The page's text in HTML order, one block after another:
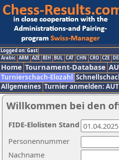
Logged on: Gast
Arabic ARM AZE BIH BUL CAT CHN CRO CZE
Home Tournament-Database
Turnierschach-Elozahl
Allgemeines Turnier anmelden: AUT
Willkommen bei den
Nachname
Personennummer
FIDE-Elolisten Stand